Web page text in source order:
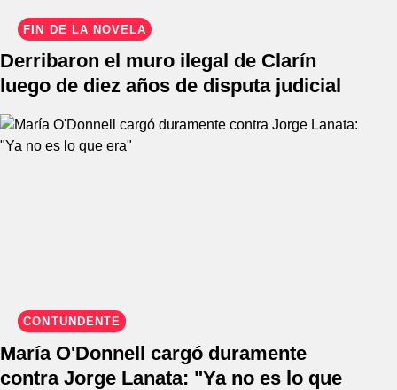
FIN DE LA NOVELA
Derribaron el muro ilegal de Clarín
luego de diez años de disputa judicial
CONTUNDENTE
María O'Donnell cargó duramente
contra Jorge Lanata: "Ya no es lo que